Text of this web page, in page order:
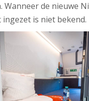
Wanneer de nieuwe
is niet bekend.